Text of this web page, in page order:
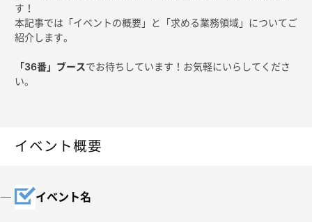
す！
本記事では「イベントの概要」と「求める業務領域」についてご
紹介します。
「36番」ブースでお待ちしています！お気軽にいらしてくださ
い。
イベント概要
イベント名